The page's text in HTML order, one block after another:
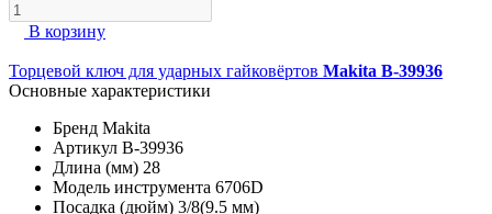
В корзину
Торцевой ключ для ударных гайковёртов Makita B-39936
Основные характеристики
Бренд Makita
Артикул B-39936
Длина (мм) 28
Модель инструмента 6706D
Посадка (дюйм) 3/8(9.5 мм)